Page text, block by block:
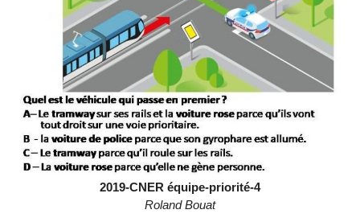
2019-CNER équipe-priorité-4
Roland Bouat